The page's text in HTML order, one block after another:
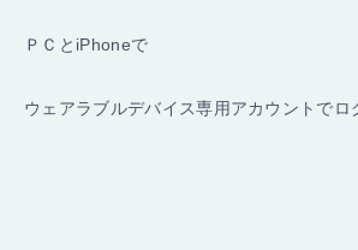
ＰＣとiPhoneで
ウェアラブルデバイス専用アカウントでロ